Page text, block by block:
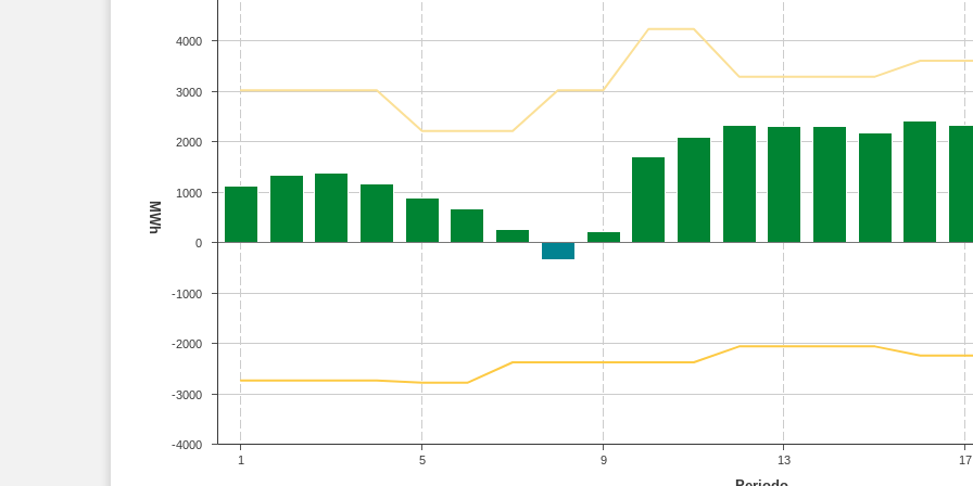
MWh
1 5 9 13 17
-4000
-3000
-2000
-1000
0
1000
2000
3000
4000